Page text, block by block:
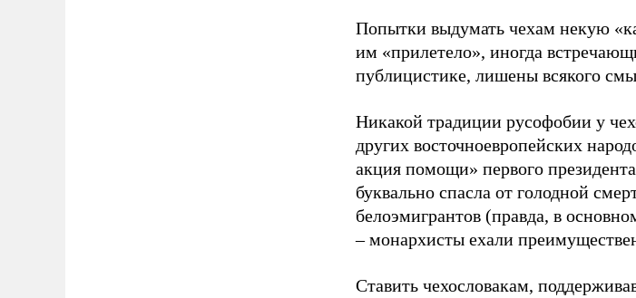
Попытки выдумать чехам некую
им «прилетело», иногда
публицистике, лишены всякого
Никакой традиции русофобии у
других восточноевропейских
акция помощи» первого
буквально спасла от голодной
белоэмигрантов (правда, в
– монархисты ехали
Ставить чехословакам,